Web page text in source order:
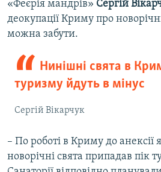
«Феєрія мандрів» Сергій
деокупації Криму про
можна забути.
Нинішні свята в
туризму йдуть в мінус
Сергій Вікарчук
– По роботі в Криму до
новорічні свята припадав пік